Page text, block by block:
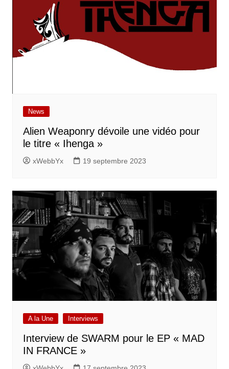
News
Alien Weaponry dévoile une vidéo pour
le titre « Ihenga »
xWebbYx 19 septembre 2023
A la Une Interviews
Interview de SWARM pour le EP « MAD
IN FRANCE »